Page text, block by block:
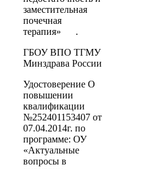
заместительная
почечная
терапия» .
ГБОУ ВПО ТГМУ
Минздрава России
Удостоверение О
повышении
квалификации
№252401153407 от
07.04.2014г. по
программе: ОУ
«Актуальные
вопросы в